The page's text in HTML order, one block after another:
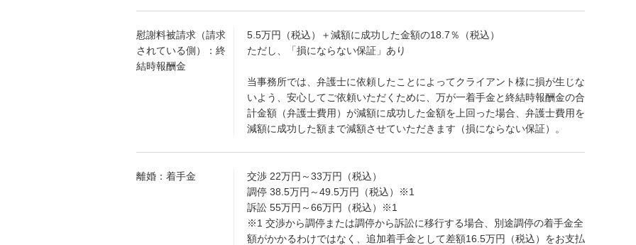
慰謝料被請求（請求
されている側）：終
結時報酬金
5.5万円（税込）＋減額に成功した金額の18.7％（税込）
ただし、「損にならない保証」あり
当事務所では、弁護士に依頼したことによってクライアント様に損が生じな
いよう、安心してご依頼いただくために、万が一着手金と終結時報酬金の合
計金額（弁護士費用）が減額に成功した金額を上回った場合、弁護士費用を
減額に成功した額まで減額させていただきます（損にならない保証）。
離婚：着手金
交渉 22万円～33万円（税込）
調停 38.5万円～49.5万円（税込）※1
訴訟 55万円～66万円（税込）※1
※1 交渉から調停または調停から訴訟に移行する場合、別途調停の着手金全
額がかかるわけではなく、追加着手金として差額16.5万円（税込）をお支払